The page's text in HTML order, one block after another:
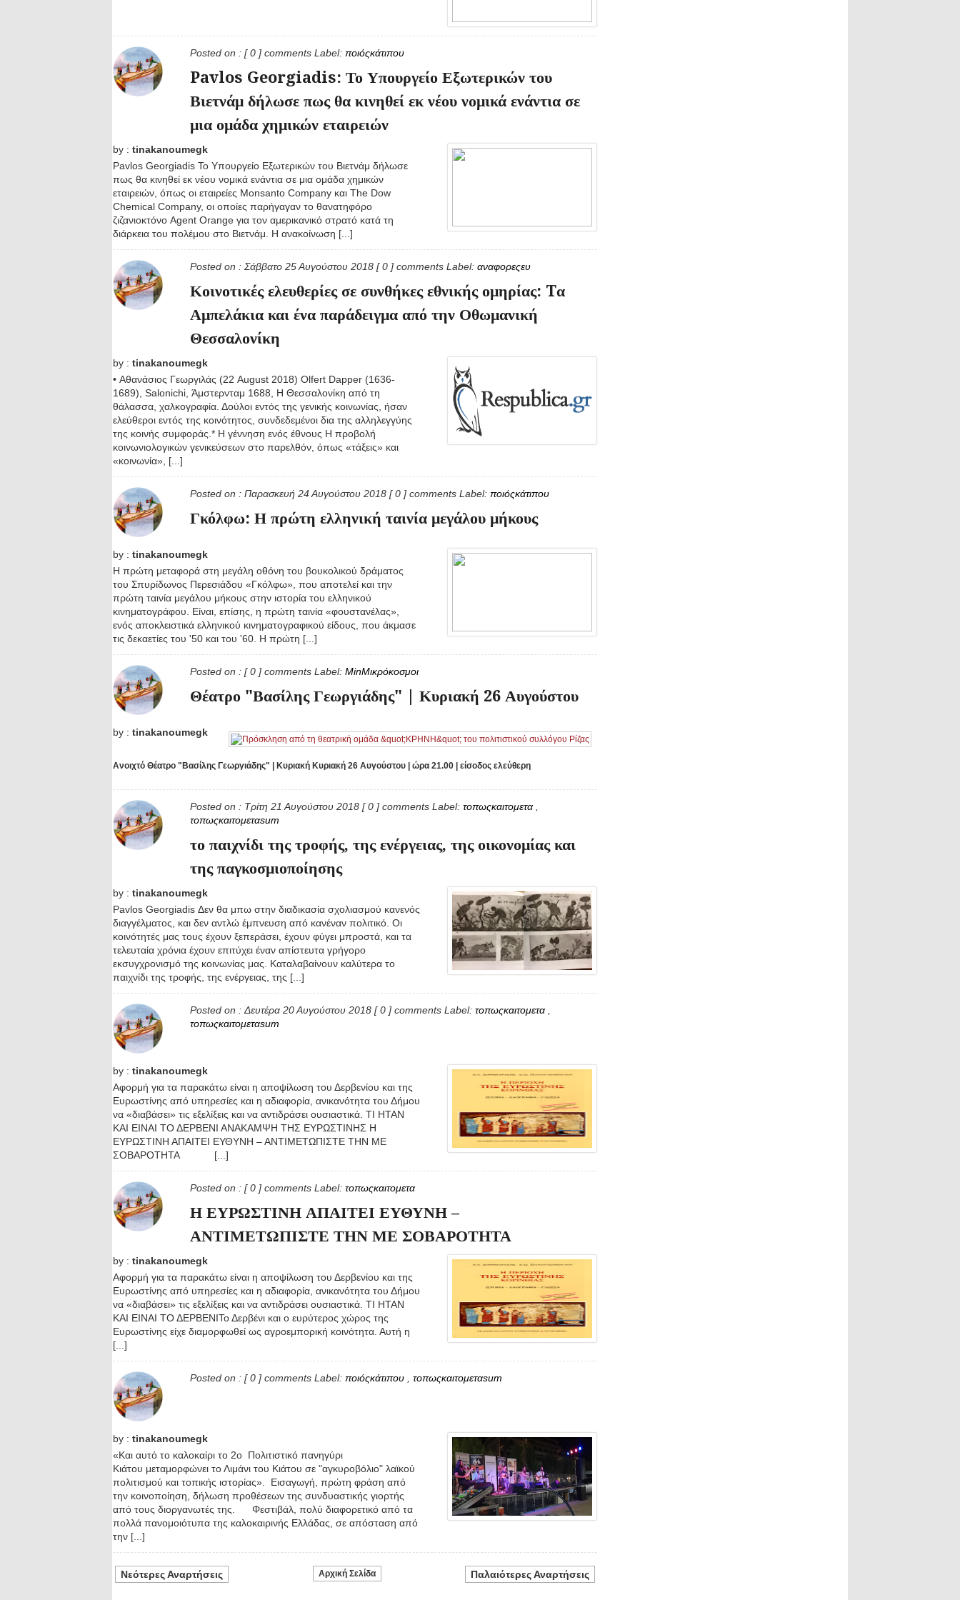
Posted on : [ 0 ] comments Label: ποιόςκάτιπου
Pavlos Georgiadis: Το Υπουργείο Εξωτερικών του
Βιετνάμ δήλωσε πως θα κινηθεί εκ νέου νομικά ενάντια σε
μια ομάδα χημικών εταιρειών
by : tinakanoumegk
Pavlos Georgiadis Το Υπουργείο Εξωτερικών του Βιετνάμ δήλωσε
πως θα κινηθεί εκ νέου νομικά ενάντια σε μια ομάδα χημικών
εταιρειών, όπως οι εταιρείες Monsanto Company και The Dow
Chemical Company, οι οποίες παρήγαγαν το θανατηφόρο
ζιζανιοκτόνο Agent Orange για τον αμερικανικό στρατό κατά τη
διάρκεια του πολέμου στο Βιετνάμ. Η ανακοίνωση [...]
Posted on : Σάββατο 25 Αυγούστου 2018 [ 0 ] comments Label: αναφορεςευ
Κοινοτικές ελευθερίες σε συνθήκες εθνικής ομηρίας: Tα
Αμπελάκια και ένα παράδειγμα από την Οθωμανική
Θεσσαλονίκη
by : tinakanoumegk
• Αθανάσιος Γεωργιλάς (22 August 2018) Olfert Dapper (1636-
1689), Salonichi, Άμστερνταμ 1688, Η Θεσσαλονίκη από τη
θάλασσα, χαλκογραφία. Δούλοι εντός της γενικής κοινωνίας, ήσαν
ελεύθεροι εντός της κοινότητος, συνδεδεμένοι δια της αλληλεγγύης
της κοινής συμφοράς.* Η γέννηση ενός έθνους Η προβολή
κοινωνιολογικών γενικεύσεων στο παρελθόν, όπως «τάξεις» και
«κοινωνία», [...]
Posted on : Παρασκευή 24 Αυγούστου 2018 [ 0 ] comments Label: ποιόςκάτιπου
Γκόλφω: Η πρώτη ελληνική ταινία μεγάλου μήκους
by : tinakanoumegk
Η πρώτη μεταφορά στη μεγάλη οθόνη του βουκολικού δράματος
του Σπυρίδωνος Περεσιάδου «Γκόλφω», που αποτελεί και την
πρώτη ταινία μεγάλου μήκους στην ιστορία του ελληνικού
κινηματογράφου. Είναι, επίσης, η πρώτη ταινία «φουστανέλας»,
ενός αποκλειστικά ελληνικού κινηματογραφικού είδους, που άκμασε
τις δεκαετίες του '50 και του '60. Η πρώτη [...]
Posted on : [ 0 ] comments Label: MinΜικρόκοσμοι
Θέατρο "Βασίλης Γεωργιάδης" | Κυριακή 26 Αυγούστου
by : tinakanoumegk
Ανοιχτό Θέατρο "Βασίλης Γεωργιάδης" | Κυριακή Κυριακή 26 Αυγούστου | ώρα 21.00 | είσοδος ελεύθερη
Posted on : Τρίτη 21 Αυγούστου 2018 [ 0 ] comments Label: τοπωςκαιτομετα
τοπωςκαιτομεταsum
το παιχνίδι της τροφής, της ενέργειας, της οικονομίας και
της παγκοσμιοποίησης
by : tinakanoumegk
Pavlos Georgiadis Δεν θα μπω στην διαδικασία σχολιασμού κανενός
διαγγέλματος, και δεν αντλώ έμπνευση από κανέναν πολιτικό. Οι
κοινότητές μας τους έχουν ξεπεράσει, έχουν φύγει μπροστά, και τα
τελευταία χρόνια έχουν επιτύχει έναν απίστευτα γρήγορο
εκσυγχρονισμό της κοινωνίας μας. Καταλαβαίνουν καλύτερα το
παιχνίδι της τροφής, της ενέργειας, της [...]
Posted on : Δευτέρα 20 Αυγούστου 2018 [ 0 ] comments Label: τοπωςκαιτομετα
τοπωςκαιτομεταsum
by : tinakanoumegk
Αφορμή για τα παρακάτω είναι η αποψίλωση του Δερβενίου και της
Ευρωστίνης από υπηρεσίες και η αδιαφορία, ανικανότητα του Δήμου
να «διαβάσει» τις εξελίξεις και να αντιδράσει ουσιαστικά. ΤΙ ΗΤΑΝ
ΚΑΙ ΕΙΝΑΙ ΤΟ ΔΕΡΒΕΝΙ ΑΝΑΚΑΜΨΗ ΤΗΣ ΕΥΡΩΣΤΙΝΗΣ Η
ΕΥΡΩΣΤΙΝΗ ΑΠΑΙΤΕΙ ΕΥΘΥΝΗ – ΑΝΤΙΜΕΤΩΠΙΣΤΕ ΤΗΝ ΜΕ
ΣΟΒΑΡΟΤΗΤΑ [...]
Posted on : [ 0 ] comments Label: τοπωςκαιτομετα
Η ΕΥΡΩΣΤΙΝΗ ΑΠΑΙΤΕΙ ΕΥΘΥΝΗ –
ΑΝΤΙΜΕΤΩΠΙΣΤΕ ΤΗΝ ΜΕ ΣΟΒΑΡΟΤΗΤΑ
by : tinakanoumegk
Αφορμή για τα παρακάτω είναι η αποψίλωση του Δερβενίου και της
Ευρωστίνης από υπηρεσίες και η αδιαφορία, ανικανότητα του Δήμου
να «διαβάσει» τις εξελίξεις και να αντιδράσει ουσιαστικά. ΤΙ ΗΤΑΝ
ΚΑΙ ΕΙΝΑΙ ΤΟ ΔΕΡΒΕΝΙΤο Δερβένι και ο ευρύτερος χώρος της
Ευρωστίνης είχε διαμορφωθεί ως αγροεμπορική κοινότητα. Αυτή η
[...]
Posted on : [ 0 ] comments Label: ποιόςκάτιπου τοπωςκαιτομεταsum
by : tinakanoumegk
«Και αυτό το καλοκαίρι το 2ο Πολιτιστικό πανηγύρι
Κιάτου μεταμορφώνει το Λιμάνι του Κιάτου σε "αγκυροβόλιο" λαϊκού
πολιτισμού και τοπικής ιστορίας». Εισαγωγή, πρώτη φράση από
την κοινοποίηση, δήλωση προθέσεων της συνδυαστικής γιορτής
από τους διοργανωτές της. Φεστιβάλ, πολύ διαφορετικό από τα
πολλά πανομοιότυπα της καλοκαιρινής Ελλάδας, σε απόσταση από
την [...]
Νεότερες Αναρτήσεις Παλαιότερες Αναρτήσεις
Αρχική Σελίδα